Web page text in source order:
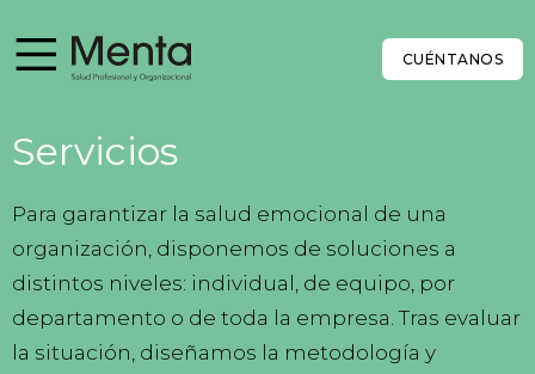
CUÉNTANOS
Servicios
Para garantizar la salud emocional de una
organización, disponemos de soluciones a
distintos niveles: individual, de equipo, por
departamento o de toda la empresa. Tras evaluar
la situación, diseñamos la metodología y